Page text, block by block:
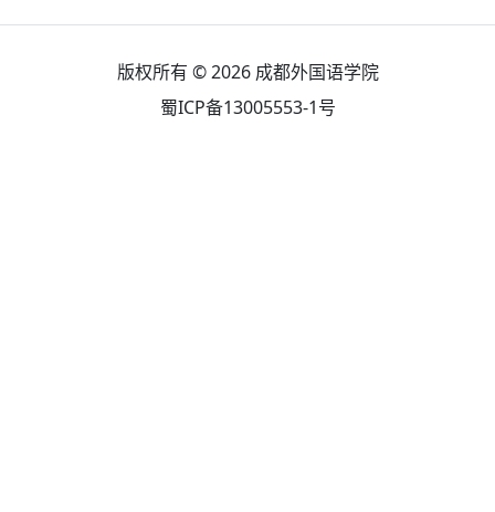
版权所有 © 2026 成都外国语学院
蜀ICP备13005553-1号